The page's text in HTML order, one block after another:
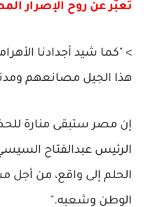
تعبّر عن روح الإصرار
> "كما شيد أجدادنا
هذا الجيل مصانعهم
إن مصر ستبقى منارة
الرئيس عبدالفتاح
الحلم إلى واقع، من
الوطن وشعبه."